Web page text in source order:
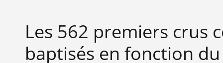
Les 562 premiers crus
baptisés en fonction